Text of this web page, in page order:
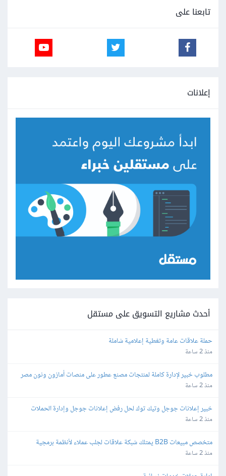
تابعنا على
إعلانات
أحدث مشاريع التسويق على مستقل
حملة علاقات عامة وتغطية إعلامية شاملة
منذ 2 ساعة
مطلوب خبير لإدارة كاملة لمنتجات مصنع عطور على منصات أمازون ونون مصر
والسعودية والإمارات
منذ 2 ساعة
خبير إعلانات جوجل وتيك توك لحل رفض إعلانات جوجل وإدارة الحملات
منذ 2 ساعة
متخصص مبيعات B2B يمتلك شبكة علاقات لجلب عملاء لأنظمة برمجية
منذ 2 ساعة